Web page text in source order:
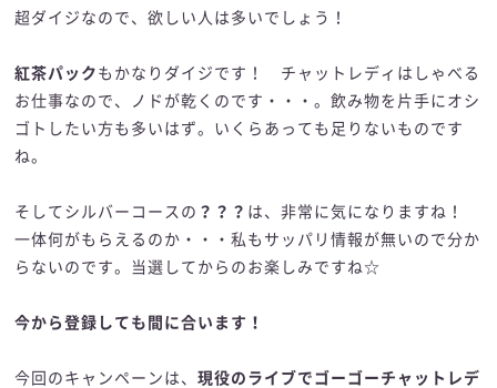
超ダイジなので、欲しい人は多いでしょう！
紅茶パック もかなりダイジです！ チャットレディはしゃべる
お仕事なので、ノドが乾くのです・・・。飲み物を片手にオシ
ゴトしたい方も多いはず。いくらあっても足りないものです
ね。
そしてシルバーコースの ？？？ は、非常に気になりますね！
一体何がもらえるのか・・・私もサッパリ情報が無いので分か
らないのです。当選してからのお楽しみですね☆
今から登録しても間に合います！
今回のキャンペーンは、現役のライブでゴーゴーチャットレデ